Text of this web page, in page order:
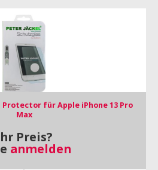
Protector für Apple iPhone 13 Pro
Max
Preis?
anmelden